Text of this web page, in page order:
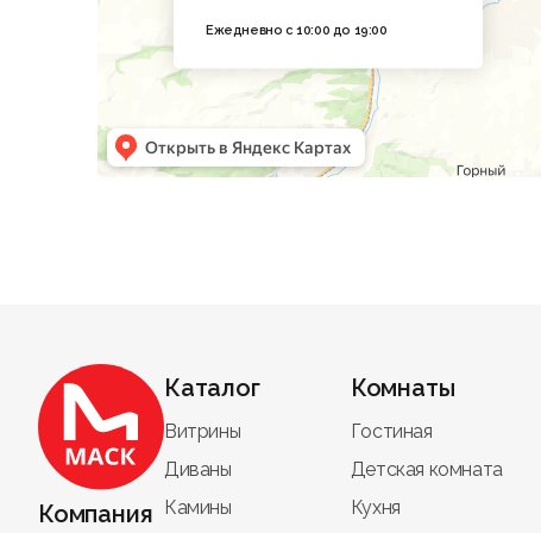
Ежедневно с 10:00 до 19:00
Компания
Каталог
Витрины
Диваны
Камины
Комнаты
Гостиная
Детская комната
Кухня